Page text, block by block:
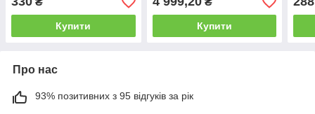
Купити Купити
Про нас
93% позитивних з 95 відгуків за рік